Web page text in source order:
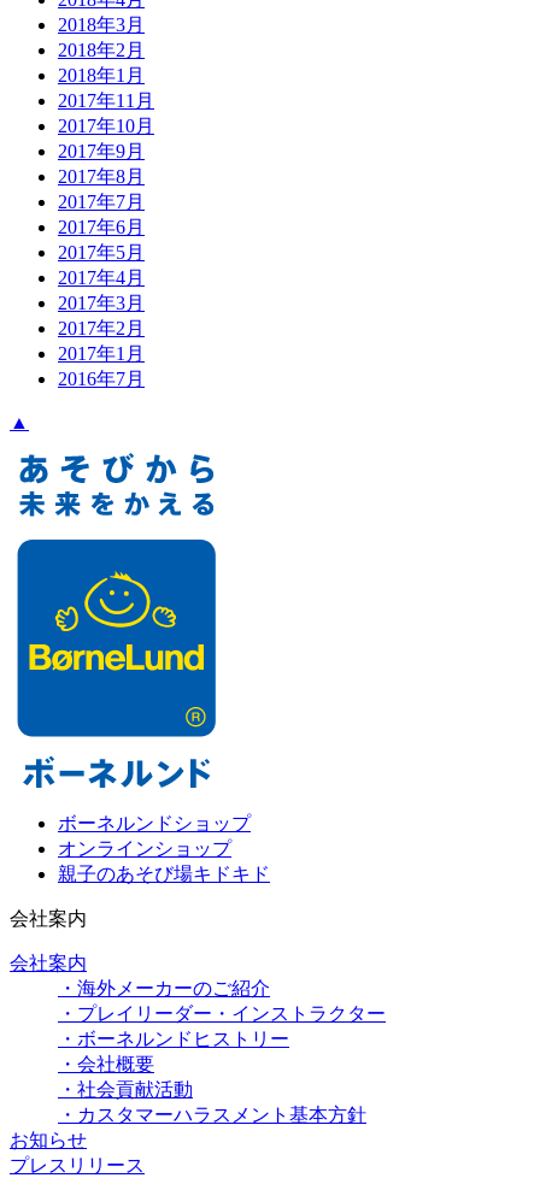
2018年3月
2018年2月
2018年1月
2017年11月
2017年10月
2017年9月
2017年8月
2017年7月
2017年6月
2017年5月
2017年4月
2017年3月
2017年2月
2017年1月
2016年7月
▲
ボーネルンドショップ
オンラインショップ
親子のあそび場キドキド
会社案内
会社案内
・海外メーカーのご紹介
・プレイリーダー・インストラクター
・ボーネルンドヒストリー
・会社概要
・社会貢献活動
・カスタマーハラスメント基本方針
お知らせ
プレスリリース